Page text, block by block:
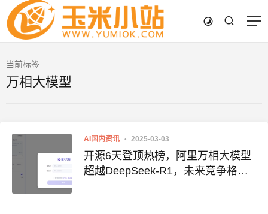
当前标签
万相大模型
AI国内资讯 2025-03-03
开源6天登顶热榜，阿里万相大模型
超越DeepSeek-R1，未来竞争格局